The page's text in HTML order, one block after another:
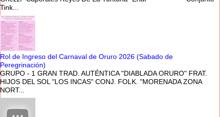
Tink...
Rol de Ingreso del Carnaval de Oruro 2026 (Sabado de
Peregrinación)
GRUPO - 1 GRAN TRAD. AUTÉNTICA "DIABLADA ORURO" FRAT.
HIJOS DEL SOL "LOS INCAS" CONJ. FOLK. "MORENADA ZONA
NORT...